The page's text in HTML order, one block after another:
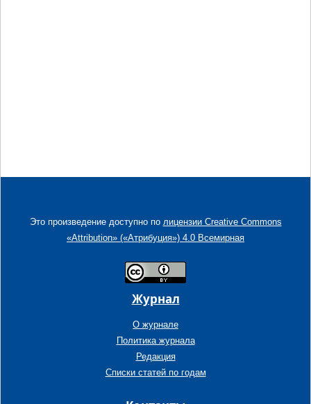
Это произведение доступно по лицензии Creative Commons
«Attribution» («Атрибуция») 4.0 Всемирная
Журнал
О журнале
Политика журнала
Редакция
Списки статей по годам